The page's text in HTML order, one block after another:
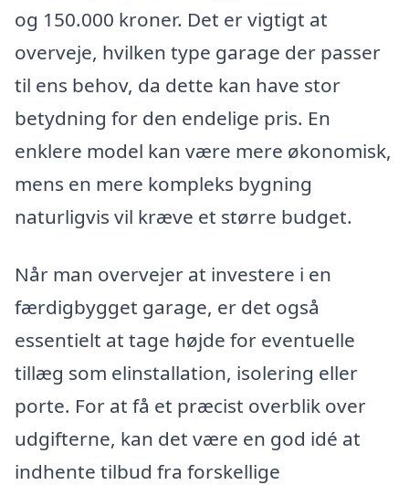
og 150.000 kroner. Det er vigtigt at
overveje, hvilken type garage der passer
til ens behov, da dette kan have stor
betydning for den endelige pris. En
enklere model kan være mere økonomisk,
mens en mere kompleks bygning
naturligvis vil kræve et større budget.
Når man overvejer at investere i en
færdigbygget garage, er det også
essentielt at tage højde for eventuelle
tillæg som elinstallation, isolering eller
porte. For at få et præcist overblik over
udgifterne, kan det være en god idé at
indhente tilbud fra forskellige